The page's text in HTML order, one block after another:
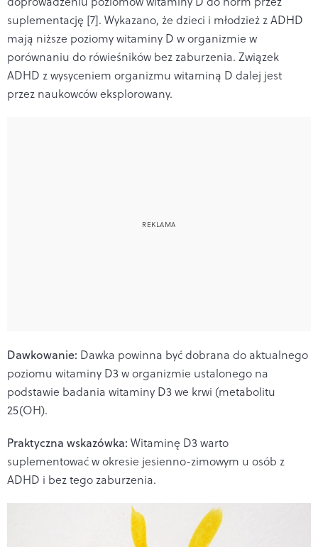
suplementację [7]. Wykazano, że dzieci i młodzież z ADHD
mają niższe poziomy witaminy D w organizmie w
porównaniu do rówieśników bez zaburzenia. Związek
ADHD z wysyceniem organizmu witaminą D dalej jest
przez naukowców eksplorowany.
Dawkowanie: Dawka powinna być dobrana do aktualnego
poziomu witaminy D3 w organizmie ustalonego na
podstawie badania witaminy D3 we krwi (metabolitu
25(OH).
Praktyczna wskazówka: Witaminę D3 warto
suplementować w okresie jesienno-zimowym u osób z
ADHD i bez tego zaburzenia.